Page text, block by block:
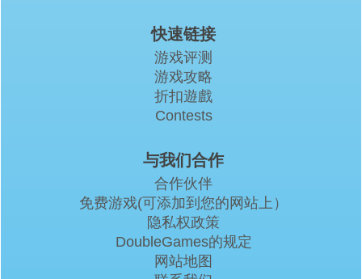
快速链接
游戏评测
游戏攻略
折扣遊戲
Contests
与我们合作
合作伙伴
免费游戏(可添加到您的网站上）
隐私权政策
DoubleGames的规定
网站地图